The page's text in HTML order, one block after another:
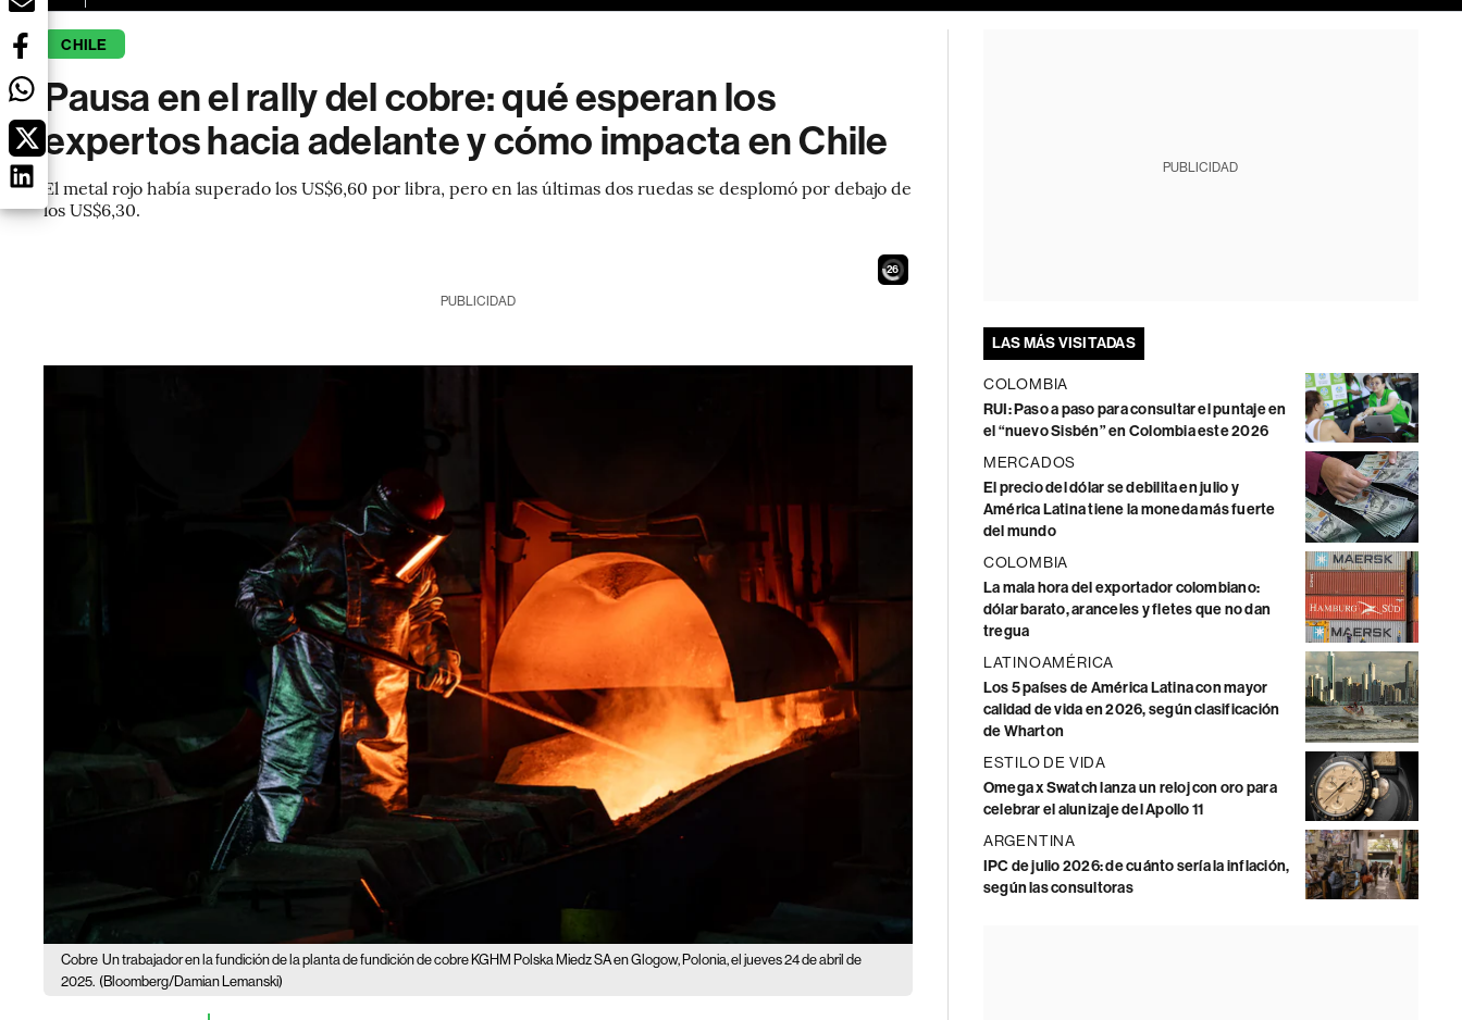
CHILE
Pausa en el rally del cobre: qué esperan los
expertos hacia adelante y cómo impacta en Chile
El metal rojo había superado los US$6,60 por libra, pero en las últimas dos ruedas se desplomó por debajo de
los US$6,30.
24
PUBLICIDAD
Cobre Un trabajador en la fundición de la planta de fundición de cobre KGHM Polska Miedz SA en Glogow, Polonia, el jueves 24 de abril de
2025. (Bloomberg/Damian Lemanski)
PUBLICIDAD
LAS MÁS VISITADAS
COLOMBIA
RUI: Paso a paso para consultar el puntaje en
el “nuevo Sisbén” en Colombia este 2026
MERCADOS
El precio del dólar se debilita en julio y
América Latina tiene la moneda más fuerte
del mundo
COLOMBIA
La mala hora del exportador colombiano:
dólar barato, aranceles y fletes que no dan
tregua
LATINOAMÉRICA
Los 5 países de América Latina con mayor
calidad de vida en 2026, según clasificación
de Wharton
ESTILO DE VIDA
Omega x Swatch lanza un reloj con oro para
celebrar el alunizaje del Apollo 11
ARGENTINA
IPC de julio 2026: de cuánto sería la inflación,
según las consultoras